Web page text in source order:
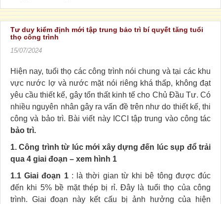
Tư duy kiểm định mới tập trung bảo trì bí quyết tăng tuổi
thọ công trình
15/07/2024
Hiện nay, tuổi thọ các công trình nói chung và tại các khu
vực nước lợ và nước mặt nói riêng khá thấp, không đạt
yêu cầu thiết kế, gây tổn thất kinh tế cho Chủ Đầu Tư. Có
nhiều nguyên nhân gây ra vấn đề trên như do thiết kế, thi
công và bảo trì. Bài viết này ICCI tập trung vào công tác
bảo trì.
1. Công trình từ lúc mới xây dựng đến lúc sụp đổ trải
qua 4 giai đoạn – xem hình 1
1.1 Giai đoạn 1: là thời gian từ khi bê tông được đúc
đến khi 5% bề mặt thép bị rỉ. Đây là tuổi thọ của công
trình. Giai đoạn này kết cấu bị ảnh hưởng của hiện